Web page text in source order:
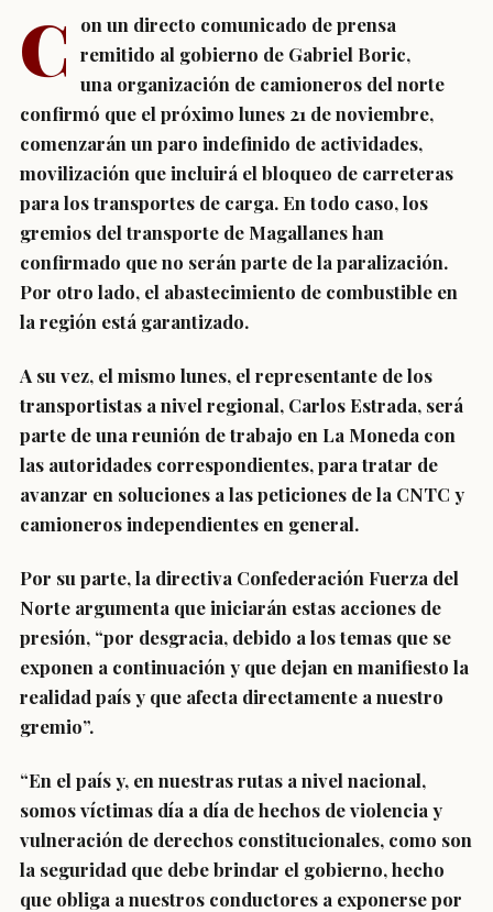
C
on un directo comunicado de prensa
remitido al gobierno de Gabriel Boric,
una organización de camioneros del norte
confirmó que el próximo lunes 21 de noviembre,
comenzarán un paro indefinido de actividades,
movilización que incluirá el bloqueo de carreteras
para los transportes de carga. En todo caso, los
gremios del transporte de Magallanes han
confirmado que no serán parte de la paralización.
Por otro lado, el abastecimiento de combustible en
la región está garantizado.
A su vez, el mismo lunes, el representante de los
transportistas a nivel regional, Carlos Estrada, será
parte de una reunión de trabajo en La Moneda con
las autoridades correspondientes, para tratar de
avanzar en soluciones a las peticiones de la CNTC y
camioneros independientes en general.
Por su parte, la directiva Confederación Fuerza del
Norte argumenta que iniciarán estas acciones de
presión, “por desgracia, debido a los temas que se
exponen a continuación y que dejan en manifiesto la
realidad país y que afecta directamente a nuestro
gremio”.
“En el país y, en nuestras rutas a nivel nacional,
somos víctimas día a día de hechos de violencia y
vulneración de derechos constitucionales, como son
la seguridad que debe brindar el gobierno, hecho
que obliga a nuestros conductores a exponerse por